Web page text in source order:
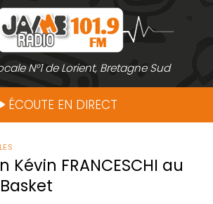
N°1 de Lorient, Bretagne Sud
ÉCOUTE EN DIRECT
Kévin FRANCESCHI au